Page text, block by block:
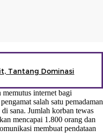
Tantang Dominasi
memutus internet bagi
salah satu pemadaman
sana. Jumlah korban tewas
mencapai 1.800 orang dan
membuat pendataan